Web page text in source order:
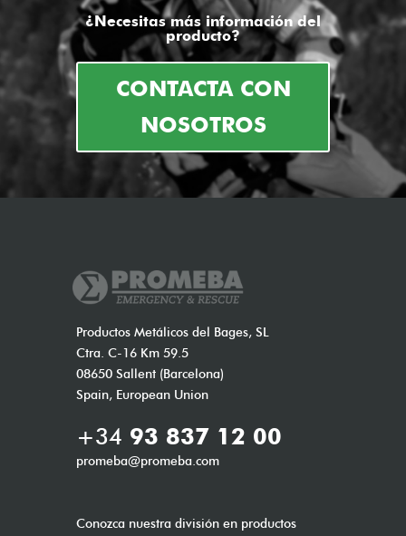
¿Necesitas más información del
producto?
CONTACTA CON
NOSOTROS
Productos Metálicos del Bages, SL
Ctra. C-16 Km 59.5
08650 Sallent (Barcelona)
Spain, European Union
+34 93 837 12 00
promeba@promeba.com
Conozca nuestra división en productos